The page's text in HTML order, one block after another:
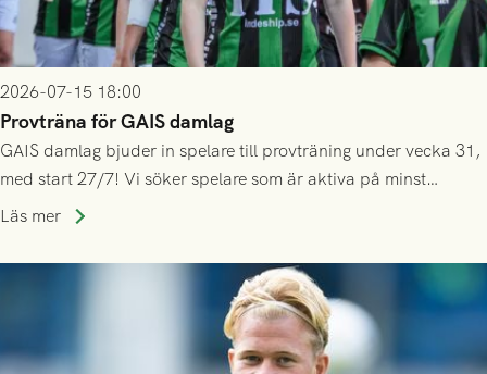
2026-07-15 18:00
Provträna för GAIS damlag
GAIS damlag bjuder in spelare till provträning under vecka 31,
med start 27/7! Vi söker spelare som är aktiva på minst
division 3-nivå.
Läs mer